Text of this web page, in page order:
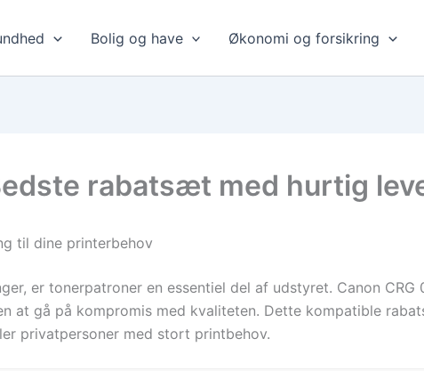
Bolig og have Økonomi og forsikring
rabatsæt med hurtig
til dine printerbehov
er tonerpatroner en essentiel del af udstyret. Canon
at gå på kompromis med kvaliteten. Dette kompatible
privatpersoner med stort printbehov.